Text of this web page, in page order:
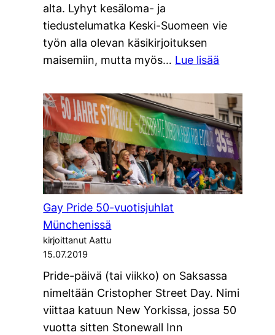
alta. Lyhyt kesäloma- ja
tiedustelumatka Keski-Suomeen vie
työn alla olevan käsikirjoituksen
maisemiin, mutta myös… Lue lisää
kesäloma-
ja
Keski-
Suomeen
Gay Pride 50-vuotisjuhlat
Münchenissä
kirjoittanut Aattu
15.07.2019
Pride-päivä (tai viikko) on Saksassa
nimeltään Cristopher Street Day. Nimi
viittaa katuun New Yorkissa, jossa 50
vuotta sitten Stonewall Inn